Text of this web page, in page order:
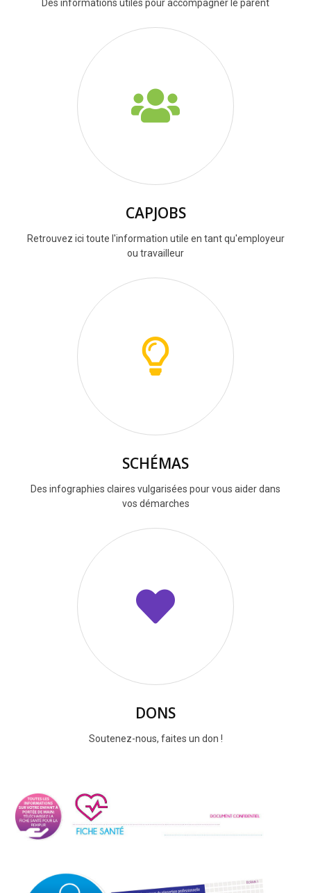
Des informations utiles pour accompagner le parent
CAPJOBS
Retrouvez ici toute l'information utile en tant qu'employeur
ou travailleur
SCHÉMAS
Des infographies claires vulgarisées pour vous aider dans
vos démarches
DONS
Soutenez-nous, faites un don !